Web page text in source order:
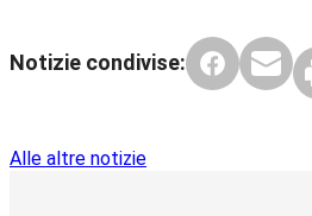
Notizie condivise:
Alle altre notizie